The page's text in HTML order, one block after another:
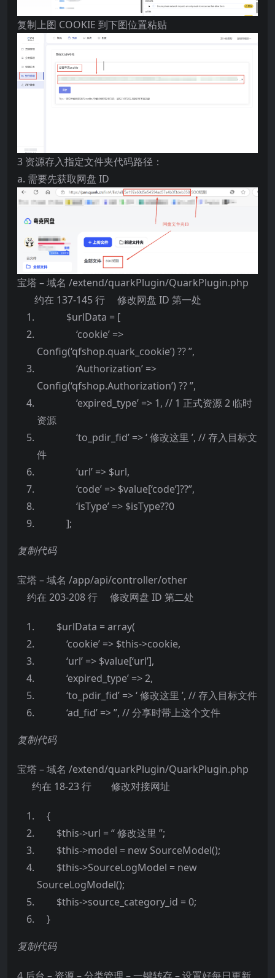
复制上图 COOKIE 到下图位置粘贴
3 资源存入指定文件夹代码路径：
a. 需要先获取网盘 ID
宝塔 – 域名 /extend/quarkPlugin/QuarkPlugin.php
约在 137-145 行 修改网盘 ID 第一处
$urlData = [
‘cookie’ =>
Config(‘qfshop.quark_cookie’) ?? ”,
‘Authorization’ =>
Config(‘qfshop.Authorization’) ?? ”,
‘expired_type’ => 1, // 1 正式资源 2 临时
资源
‘to_pdir_fid’ => ‘ 修改这里 ’, // 存入目标文
件
‘url’ => $url,
‘code’ => $value[‘code’]??”,
‘isType’ => $isType??0
];
复制代码
宝塔 – 域名 /app/api/controller/other
约在 203-208 行 修改网盘 ID 第二处
$urlData = array(
‘cookie’ => $this->cookie,
‘url’ => $value[‘url’],
‘expired_type’ => 2,
‘to_pdir_fid’ => ‘ 修改这里 ’, // 存入目标文件
‘ad_fid’ => ”, // 分享时带上这个文件
复制代码
宝塔 – 域名 /extend/quarkPlugin/QuarkPlugin.php
约在 18-23 行 修改对接网址
{
$this->url = “ 修改这里 ”;
$this->model = new SourceModel();
$this->SourceLogModel = new
SourceLogModel();
$this->source_category_id = 0;
}
复制代码